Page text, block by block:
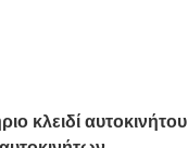
κλειδί αυτοκινήτου